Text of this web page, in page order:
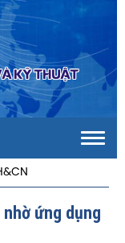
KỸ THUẬT
ứng dụng